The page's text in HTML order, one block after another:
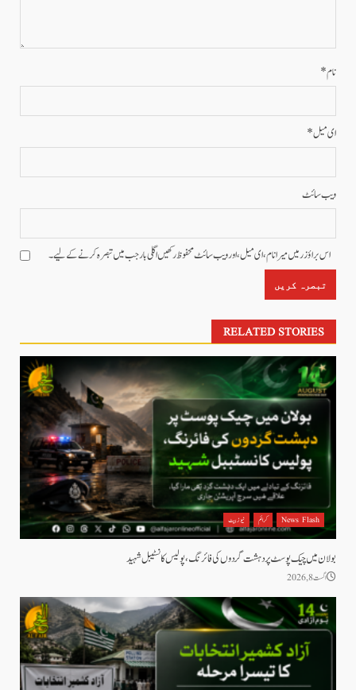
نام*
ای میل*
ویب‌ سائٹ
اس براؤزر میں میرا نام، ای میل، اور ویب سائٹ محفوظ رکھیں اگلی بار جب میں تبصرہ کرنے کےلیے۔
RELATED STORIES
News Flash کرائم نیوز بیٹ
بولان میں چیک پوسٹ پر دہشت گردوں کی فائرنگ، پولیس کانسٹیبل شہید
اگست 8, 2026